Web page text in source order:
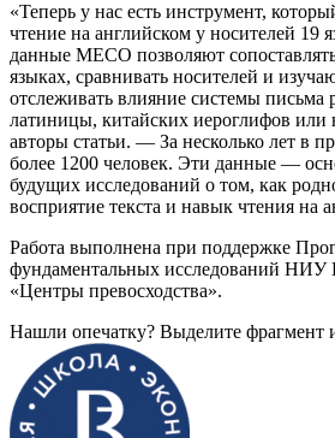
«Теперь у нас есть инструмент,
чтение на английском у носителей 19
данные MECO позволяют
языках, сравнивать носителей и
отслеживать влияние системы
латиницы, китайских иероглифов или
авторы статьи. — За несколько лет в
более 1200 человек. Эти данные —
будущих исследований о том, как
восприятие текста и навык чтения на
Работа выполнена при поддержке
фундаментальных исследований
«Центры превосходства».
Нашли опечатку? Выделите фрагмент